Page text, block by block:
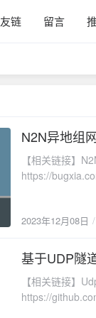
友链 留言
2023-12-08
N2N异地组
【相关链接】
https://
【CentOS7】
https://
3.0.0-
automake
译wget https://
2023年12月08日
2023-12-08
基于UDP隧
【相关链接】
https://